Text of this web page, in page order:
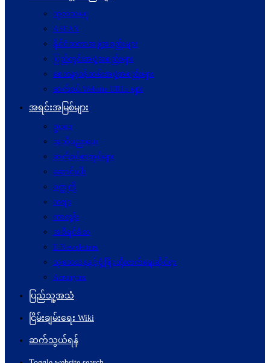
ကုလသမဂ္ဂ
ASEAN
နိုင်ငံတကာအဖွဲ့အစည်းများ
ပြည်တွင်းအဖွဲ့အစည်းများ
စေတနာ့ဝန်ထမ်းအဖွဲ့အစည်းများ
ဆက်စပ် Website URLs များ
အရင်းအမြစ်များ
ဥပဒေ
အသိပညာပေး
ဆက်စပ်စာအုပ်များ
ဆောင်းပါး
ဝတ္ထုတို
ကဗျာ
ကာတွန်း
အစီရင်ခံစာ
E-Newsletters
သုတေသနနှင့်ဖွံ့ဖြိုးတိုးတက်ရေးဆိုင်ရာ
Acronyms
ပြည်သူ့အသံ
ငြိမ်းချမ်းရေး Wiki
ဆက်သွယ်ရန်